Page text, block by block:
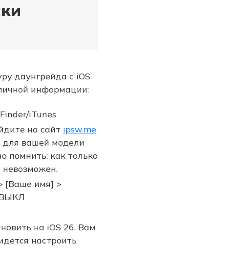
даунгрейда с iOS
информации:
iTunes
на сайт ipsw.me
для вашей модели
помнить: как только
невозможен.
[Ваше имя] >
ВЫКЛ
на iOS 26. Вам
настроить